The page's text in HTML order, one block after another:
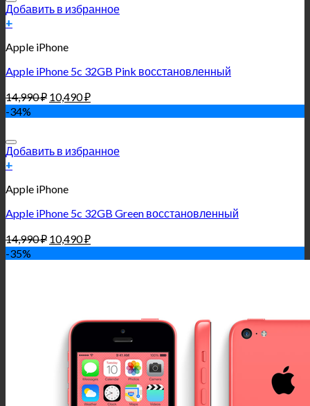
Добавить в избранное
+
Apple iPhone
Apple iPhone 5c 32GB Pink восстановленный
14,990₽ 10,490₽
-34%
Добавить в избранное
+
Apple iPhone
Apple iPhone 5c 32GB Green восстановленный
14,990₽ 10,490₽
-35%